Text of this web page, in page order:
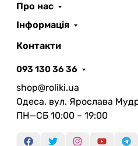
Про нас
Інформація
Контакти
093 130 36 36
shop@roliki.ua
Одеса, вул. Ярослава
ПН—СБ 10:00 – 19:00